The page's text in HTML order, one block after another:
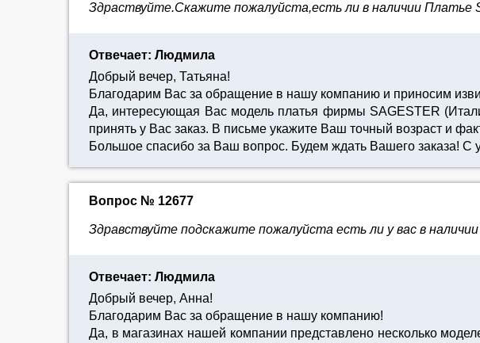
Здраствуйте.Скажите пожалуйста,есть ли в наличии Платье
Отвечает: Людмила
Добрый вечер, Татьяна!
Благодарим Вас за обращение в нашу компанию и приносим
Да, интересующая Вас модель платья фирмы SAGESTER
принять у Вас заказ. В письме укажите Ваш точный возраст и
Большое спасибо за Ваш вопрос. Будем ждать Вашего заказа!
Вопрос № 12677
Здравствуйте подскажите пожалуйста есть ли у вас в
Отвечает: Людмила
Добрый вечер, Анна!
Благодарим Вас за обращение в нашу компанию!
Да, в магазинах нашей компании представлено несколько